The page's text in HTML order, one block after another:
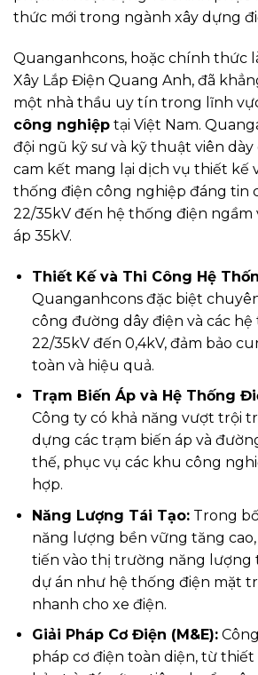
thức mới trong ngành xây dựng
Quanganhcons, hoặc chính thức
Xây Lắp Điện Quang Anh, đã
một nhà thầu uy tín trong lĩnh
công nghiệp tại Việt Nam.
đội ngũ kỹ sư và kỹ thuật viên
cam kết mang lại dịch vụ thiết kế
thống điện công nghiệp đáng tin
22/35kV đến hệ thống điện ngầm
áp 35kV.
Thiết Kế và Thi Công Hệ
Quanganhcons đặc biệt
công đường dây điện và các
22/35kV đến 0,4kV, đảm bảo
toàn và hiệu quả.
Trạm Biến Áp và Hệ Thống
Công ty có khả năng vượt trội
dựng các trạm biến áp và
thế, phục vụ các khu công
hợp.
Năng Lượng Tái Tạo:Trong
năng lượng bền vững tăng
tiến vào thị trường năng lượng
dự án như hệ thống điện mặt
nhanh cho xe điện.
Giải Pháp Cơ Điện (M&E):
pháp cơ điện toàn diện, từ